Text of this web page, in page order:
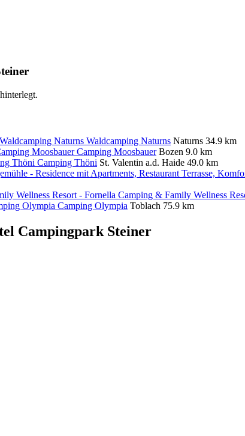
Waldcamping Naturns Naturns 34.9 km
Camping Moosbauer Bozen 9.0 km
Camping Thöni St. Valentin a.d. Haide 49.0 km
Camping Olympia Toblach 75.9 km
Campingpark Steiner